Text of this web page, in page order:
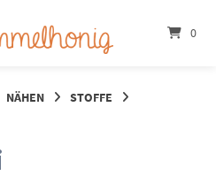
0
NÄHEN
STOFFE